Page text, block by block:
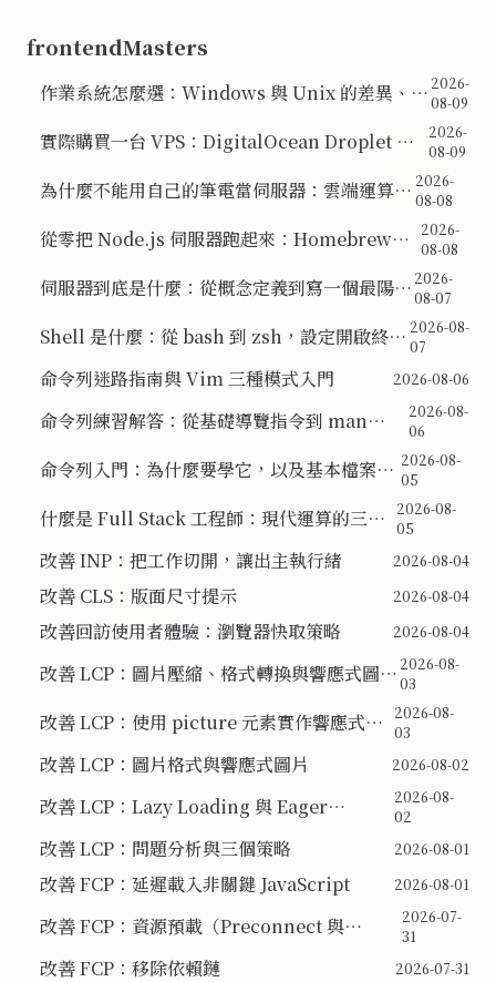
frontendMasters
作業系統怎麼選：Windows 與 Unix 的差異、
分
2026-
08-09
實際購買一台 VPS：DigitalOcean Droplet 建
2026-
08-09
為什麼不能用自己的筆電當伺服器：雲端運算、 2026-
08-08
從零把 Node.js 伺服器跑起來：Homebrew、
2026-
08-08
伺服器到底是什麼：從概念定義到寫一個最陽春 2026-
08-07
Shell 是什麼：從 bash 到 zsh，設定開啟終端 2026-08-
07
命令列迷路指南與 Vim 三種模式入門 2026-08-06
命令列練習解答：從基礎導覽指令到 man
2026-08-
06
命令列入門：為什麼要學它，以及基本檔案操 2026-08-
05
什麼是 Full Stack 工程師：現代運算的三大
2026-08-
05
改善 INP：把工作切開，讓出主執行緒 2026-08-04
改善 CLS：版面尺寸提示 2026-08-04
改善回訪使用者體驗：瀏覽器快取策略 2026-08-04
改善 LCP：圖片壓縮、格式轉換與響應式圖片 2026-08-
03
改善 LCP：使用 picture 元素實作響應式圖
2026-08-
03
改善 LCP：圖片格式與響應式圖片 2026-08-02
改善 LCP：Lazy Loading 與 Eager
2026-08-
02
改善 LCP：問題分析與三個策略 2026-08-01
改善 FCP：延遲載入非關鍵 JavaScript 2026-08-01
改善 FCP：資源預載（Preconnect 與
2026-07-
31
改善 FCP：移除依賴鏈 2026-07-31